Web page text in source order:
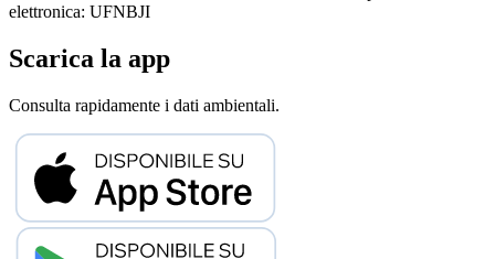
elettronica: UFNBJI
Scarica la app
Consulta rapidamente i dati ambientali.